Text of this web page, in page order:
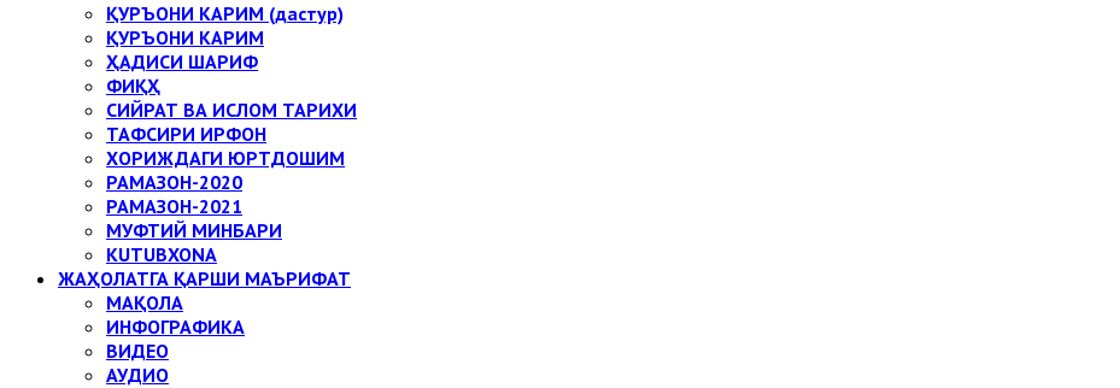
ҚУРЪОНИ КАРИМ (дастур)
ҚУРЪОНИ КАРИМ
ҲАДИСИ ШАРИФ
ФИҚҲ
СИЙРАТ ВА ИСЛОМ ТАРИХИ
ТАФСИРИ ИРФОН
ХОРИЖДАГИ ЮРТДОШИМ
РАМАЗОН-2020
РАМАЗОН-2021
МУФТИЙ МИНБАРИ
KUTUBXONA
ЖАҲОЛАТГА ҚАРШИ МАЪРИФАТ
МАҚОЛА
ИНФОГРАФИКА
ВИДЕО
АУДИО